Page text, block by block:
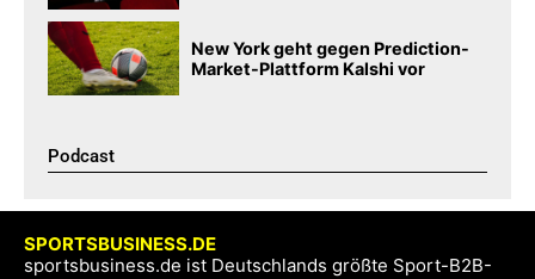
New York geht gegen Prediction-
Market-Plattform Kalshi vor
Podcast​
SPORTSBUSINESS.DE
sportsbusiness.de ist Deutschlands größte Sport-B2B-